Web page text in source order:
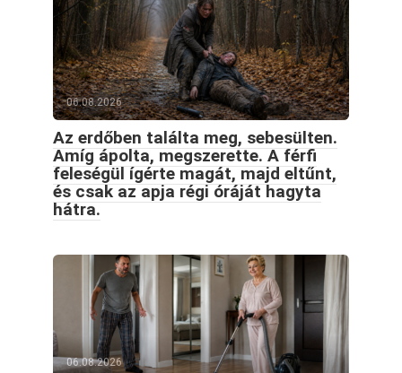
06.08.2026
Az erdőben találta meg, sebesülten.
Amíg ápolta, megszerette. A férfi
feleségül ígérte magát, majd eltűnt,
és csak az apja régi óráját hagyta
hátra.
06.08.2026